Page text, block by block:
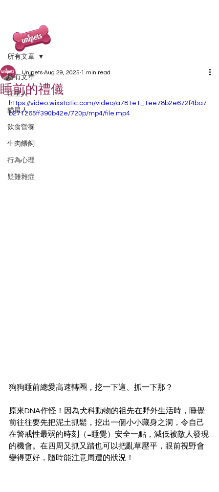
所有文章
汪星人
貓星人
飲食營養
生肉餵飼
行為心理
疑難雜症
所有文章
睡前的禮儀
Unipets Aug 29, 2025 1 min read
https://video.wixstatic.com/video/a781e1_1ee78b2e672f4ba7
b271265ff390b42e/720p/mp4/file.mp4
狗狗睡前總愛高速轉圈，挖一下這、抓一下那？
原來DNA作怪！因為犬科動物的祖先在野外生活時，睡覺
前往往要先把泥土抓鬆，挖出一個小小藏身之洞，令自己
在警戒性最弱的時刻（=睡覺）安全一點，減低被敵人發現
的機會。在四周又抓又踏也可以把亂草壓平，眼前視野會
變得更好，隨時能注意周遭的狀況！